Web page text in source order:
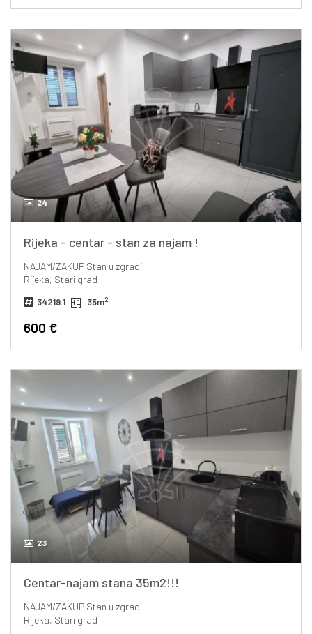
24
Rijeka - centar - stan za najam !
NAJAM/ZAKUPStan u zgradi
Rijeka, Stari grad
34219.1 35m2
600 €
23
Centar-najam stana 35m2!!!
NAJAM/ZAKUPStan u zgradi
Rijeka, Stari grad